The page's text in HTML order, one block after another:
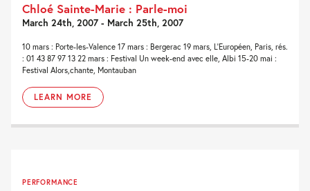
Chloé Sainte-Marie : Parle-moi
March 24th, 2007 - March 25th, 2007
10 mars : Porte-les-Valence 17 mars : Bergerac 19 mars, L'Européen, Paris, rés.
: 01 43 87 97 13 22 mars : Festival Un week-end avec elle, Albi 15-20 mai :
Festival Alors,chante, Montauban
LEARN MORE
PERFORMANCE